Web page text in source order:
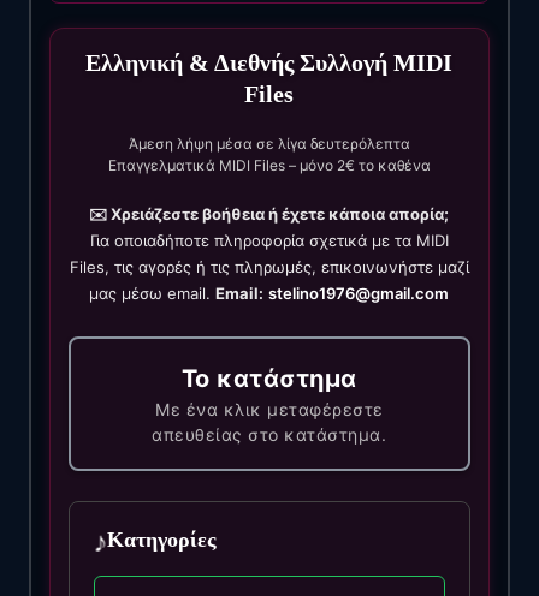
Ελληνική & Διεθνής Συλλογή MIDI
Files
Άμεση λήψη μέσα σε λίγα δευτερόλεπτα
Επαγγελματικά MIDI Files – μόνο 2€ το καθένα
✉️ Χρειάζεστε βοήθεια ή έχετε κάποια απορία;
Για οποιαδήποτε πληροφορία σχετικά με τα MIDI
Files, τις αγορές ή τις πληρωμές, επικοινωνήστε μαζί
μας μέσω email.Email: stelino1976@gmail.com
Το κατάστημα
Με ένα κλικ μεταφέρεστε
απευθείας στο κατάστημα.
♪Κατηγορίες